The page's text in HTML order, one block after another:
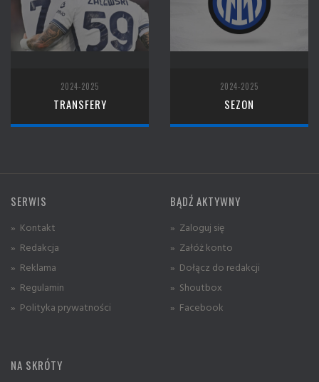
2024-2025
TRANSFERY
2024-2025
SEZON
SERWIS
» Kontakt
» Redakcja
» Reklama
» Regulamin
» Polityka prywatności
BĄDŹ AKTYWNY
» Zaloguj się
» Załóż konto
» Dołącz do redakcji
» Shoutbox
» Facebook
NA SKRÓTY